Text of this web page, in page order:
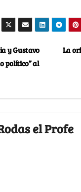
La
y Gustavo
político” al
el Profe